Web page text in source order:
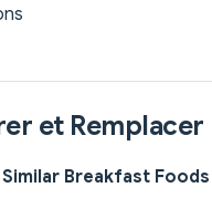
et Remplacer
Similar Breakfast